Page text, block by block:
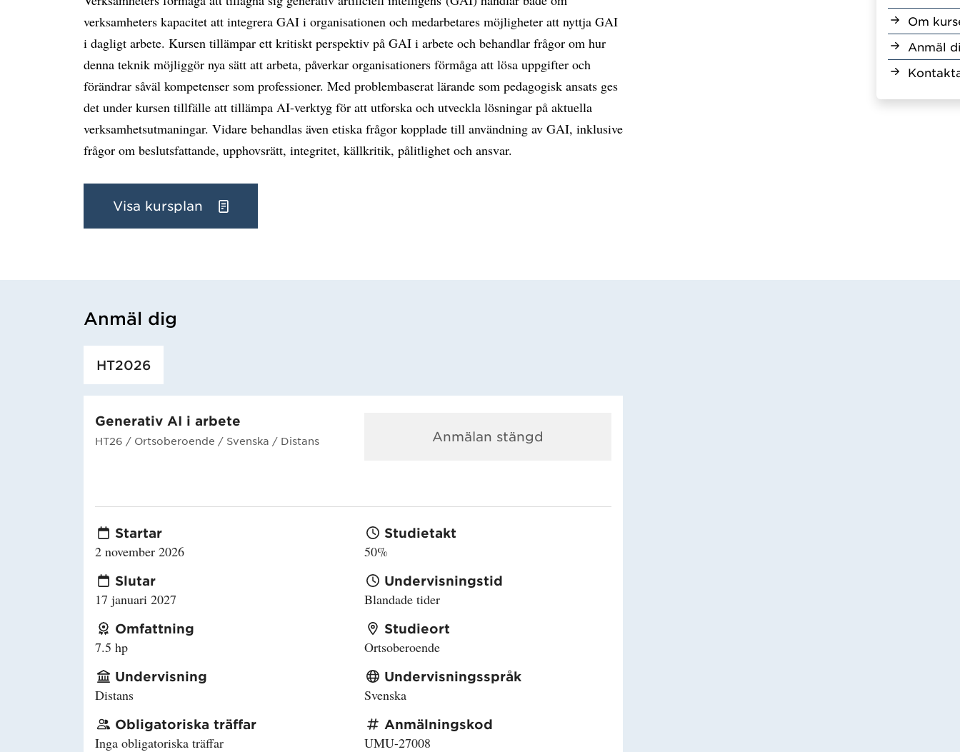
Om
Anmäl
verksamheters kapacitet att integrera GAI i organisationen och medarbetares möjligheter att nyttja GAI
i dagligt arbete. Kursen tillämpar ett kritiskt perspektiv på GAI i arbete och behandlar frågor om hur
denna teknik möjliggör nya sätt att arbeta, påverkar organisationers förmåga att lösa uppgifter och
förändrar såväl kompetenser som professioner. Med problembaserat lärande som pedagogisk ansats ges
det under kursen tillfälle att tillämpa AI-verktyg för att utforska och utveckla lösningar på aktuella
verksamhetsutmaningar. Vidare behandlas även etiska frågor kopplade till användning av GAI, inklusive
frågor om beslutsfattande, upphovsrätt, integritet, källkritik, pålitlighet och ansvar.
Visa kursplan
Anmäl dig
HT2026
Generativ AI i arbete
HT26 / Ortsoberoende / Svenska / Distans Anmälan stängd
Startar
2 november 2026
Slutar
17 januari 2027
Omfattning
7.5 hp
Undervisning
Distans
Obligatoriska träffar
Inga obligatoriska träffar
Studietakt
50%
Undervisningstid
Blandade tider
Studieort
Ortsoberoende
Undervisningsspråk
Svenska
Anmälningskod
UMU-27008